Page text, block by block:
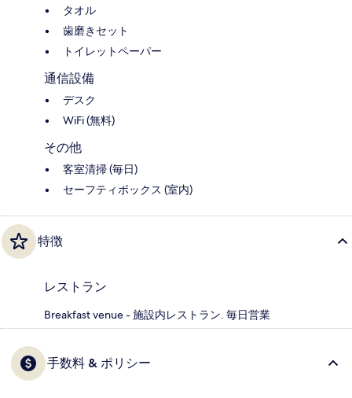
タオル
歯磨きセット
トイレットペーパー
通信設備
デスク
WiFi (無料)
その他
客室清掃 (毎日)
セーフティボックス (室内)
特徴
レストラン
Breakfast venue - 施設内レストラン. 毎日営業
手数料 & ポリシー